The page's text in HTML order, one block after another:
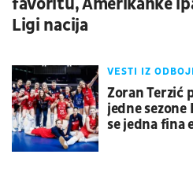
favoritu, Amerikanke
Ligi nacija
VESTI IZ
Zoran Terzić
jedne
se jedna fina